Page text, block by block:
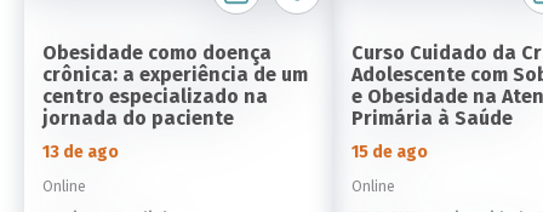
Obesidade como doença
crônica: a experiência de um
centro especializado na
jornada do paciente
13 de ago
Online
Curso Cuidado da
Adolescente com
e Obesidade na
Primária à Saúde
15 de ago
Online